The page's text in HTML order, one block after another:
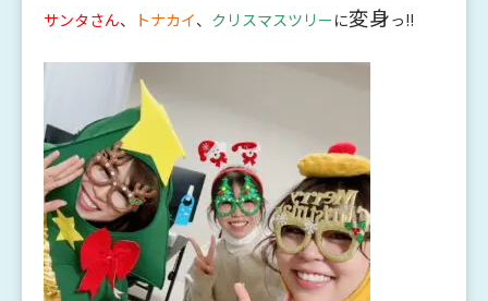
サンタさん、 トナカイ、 クリスマスツリーに変身っ‼